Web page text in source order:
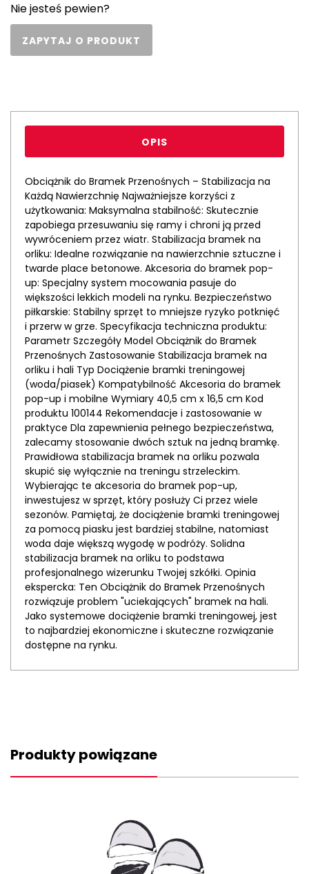
Nie jesteś pewien?
ZAPYTAJ O PRODUKT
OPIS
Obciążnik do Bramek Przenośnych – Stabilizacja na
Każdą Nawierzchnię Najważniejsze korzyści z
użytkowania: Maksymalna stabilność: Skutecznie
zapobiega przesuwaniu się ramy i chroni ją przed
wywróceniem przez wiatr. Stabilizacja bramek na
orliku: Idealne rozwiązanie na nawierzchnie sztuczne i
twarde place betonowe. Akcesoria do bramek pop-
up: Specjalny system mocowania pasuje do
większości lekkich modeli na rynku. Bezpieczeństwo
piłkarskie: Stabilny sprzęt to mniejsze ryzyko potknięć
i przerw w grze. Specyfikacja techniczna produktu:
Parametr Szczegóły Model Obciążnik do Bramek
Przenośnych Zastosowanie Stabilizacja bramek na
orliku i hali Typ Dociążenie bramki treningowej
(woda/piasek) Kompatybilność Akcesoria do bramek
pop-up i mobilne Wymiary 40,5 cm x 16,5 cm Kod
produktu 100144 Rekomendacje i zastosowanie w
praktyce Dla zapewnienia pełnego bezpieczeństwa,
zalecamy stosowanie dwóch sztuk na jedną bramkę.
Prawidłowa stabilizacja bramek na orliku pozwala
skupić się wyłącznie na treningu strzeleckim.
Wybierając te akcesoria do bramek pop-up,
inwestujesz w sprzęt, który posłuży Ci przez wiele
sezonów. Pamiętaj, że dociążenie bramki treningowej
za pomocą piasku jest bardziej stabilne, natomiast
woda daje większą wygodę w podróży. Solidna
stabilizacja bramek na orliku to podstawa
profesjonalnego wizerunku Twojej szkółki. Opinia
ekspercka: Ten Obciążnik do Bramek Przenośnych
rozwiązuje problem "uciekających" bramek na hali.
Jako systemowe dociążenie bramki treningowej, jest
to najbardziej ekonomiczne i skuteczne rozwiązanie
dostępne na rynku.
Produkty powiązane